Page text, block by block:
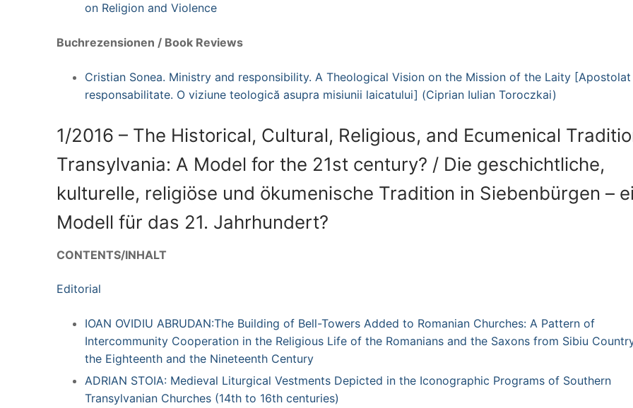
on Religion and Violence
Buchrezensionen / Book Reviews
Cristian Sonea. Ministry and responsibility. A Theological Vision on the Mission of the Laity [Apostolat
responsabilitate. O viziune teologică asupra misiunii laicatului] (Ciprian Iulian Toroczkai)
1/2016 – The Historical, Cultural, Religious, and Ecumenical
Transylvania: A Model for the 21st century? / Die geschichtliche,
kulturelle, religiöse und ökumenische Tradition in Siebenbürgen –
Modell für das 21. Jahrhundert?
CONTENTS/INHALT
Editorial
IOAN OVIDIU ABRUDAN:The Building of Bell-Towers Added to Romanian Churches: A Pattern of
Intercommunity Cooperation in the Religious Life of the Romanians and the Saxons from Sibiu
the Eighteenth and the Nineteenth Century
ADRIAN STOIA: Medieval Liturgical Vestments Depicted in the Iconographic Programs of Southern
Transylvanian Churches (14th to 16th centuries)